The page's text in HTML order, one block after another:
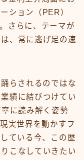
ション（PER）
さらに、テーマが
、常に逃げ足の速
らされるのではな
績に結びつけてい
に読み解く姿勢
実世界を動かすフ
ている今、この歴
こなしていきたい